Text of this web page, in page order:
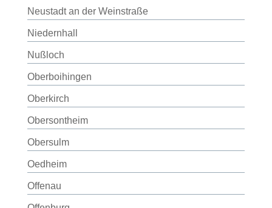
Neustadt an der Weinstraße
Niedernhall
Nußloch
Oberboihingen
Oberkirch
Obersontheim
Obersulm
Oedheim
Offenau